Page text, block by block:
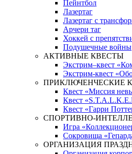
Пейнтбол
Лазертаг
Лазертаг с
Арчери таг
Хоккей с
Подушечные войны
АКТИВНЫЕ КВЕСТЫ
Экстрим–квест
Экстрим-квест
ПРИКЛЮЧЕНЧЕСКИЕ
Квест «Миссия
Квест
Квест «Гарри
СПОРТИВНО-
Игра
Сокровища
ОРГАНИЗАЦИЯ